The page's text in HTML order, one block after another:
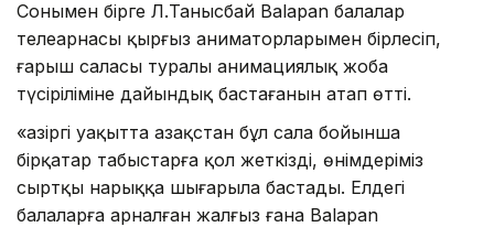
Сонымен бірге Л.Танысбай Balapan балалар
телеарнасы қырғыз аниматорларымен бірлесіп,
ғарыш саласы туралы анимациялық жоба
түсіріліміне дайындық бастағанын атап өтті.
«Қазіргі уақытта Қазақстан бұл сала бойынша
бірқатар табыстарға қол жеткізді, өнімдеріміз
сыртқы нарыққа шығарыла бастады. Елдегі
балаларға арналған жалғыз ғана Balapan